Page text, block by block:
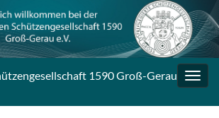
1590 Groß-Gerau